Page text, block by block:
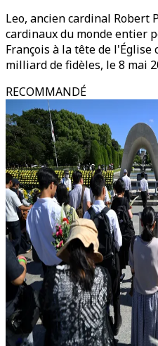
Leo, ancien cardinal Robert
cardinaux du monde entier
François à la tête de
milliard de fidèles, le 8 mai
RECOMMANDÉ